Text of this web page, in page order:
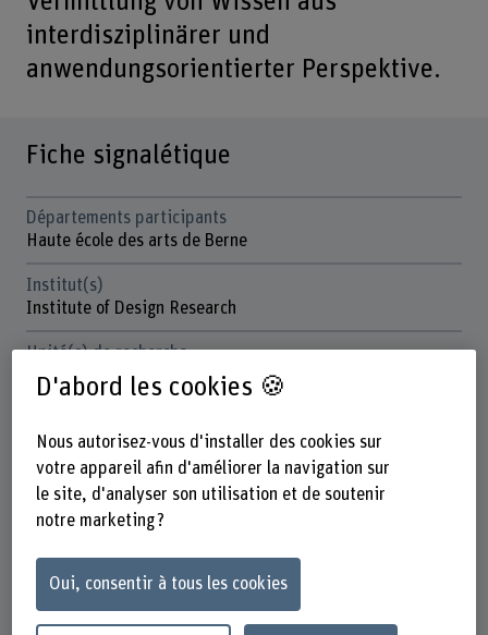
interdisziplinärer und
anwendungsorientierter Perspektive.
Fiche signalétique
Départements participants
Haute école des arts de Berne
Institut(s)
Institute of Design Research
Unité(s) de recherche
Knowledge Visualization
FNS
Durée (prévue)
01.02.2021 - 31.01.2025
Direction du projet
Ulrike Felsing
Équipe du projet
D'abord les cookies 🍪
Nous autorisez-vous d'installer des cookies sur
votre appareil afin d'améliorer la navigation sur
le site, d'analyser son utilisation et de soutenir
notre marketing ?
Oui, consentir à tous les cookies